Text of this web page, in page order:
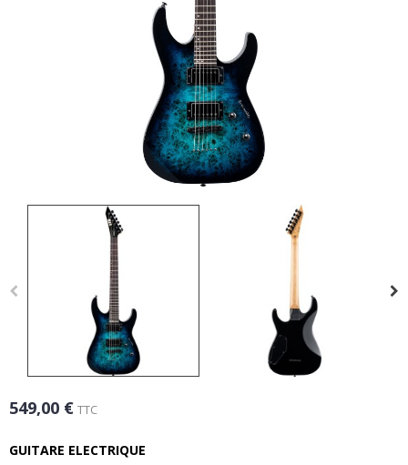
549,00 € TTC
GUITARE ELECTRIQUE